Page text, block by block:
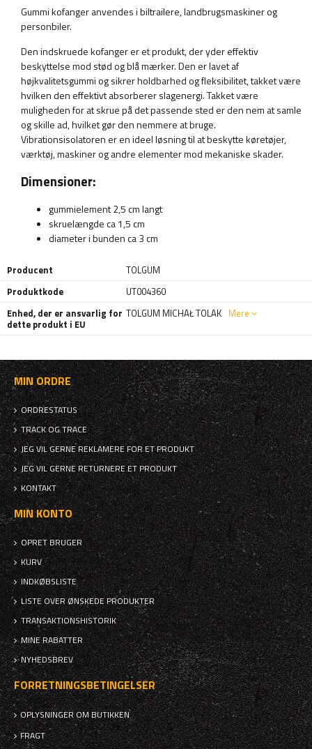
Gummi kofanger anvendes i biltrailere, landbrugsmaskiner og
personbiler.
Den indskruede kofanger er et produkt, der yder effektiv
beskyttelse mod stød og blå mærker. Den er lavet af
højkvalitetsgummi og sikrer holdbarhed og fleksibilitet, takket være
hvilken den effektivt absorberer slagenergi. Takket være
muligheden for at skrue på det passende sted er den nem at samle
og skille ad, hvilket gør den nemmere at bruge.
Vibrationsisolatoren er en ideel løsning til at beskytte køretøjer,
værktøj, maskiner og andre elementer mod mekaniske skader.
Dimensioner:
gummielement 2,5 cm langt
skruelængde ca 1,5 cm
diameter i bunden ca 3 cm
Producent
TOLGUM
Produktkode
UT004360
Enhed, der er ansvarlig for
dette produkt i EU
TOLGUM MICHAŁ TOLAK Mere
MIN ORDRE
ORDRESTATUS
TRACK OG TRACE
JEG VIL GERNE REKLAMERE FOR ET PRODUKT
JEG VIL GERNE RETURNERE ET PRODUKT
KONTAKT
MIN KONTO
OPRET BRUGER
KURV
INDKØBSLISTE
LISTE OVER ØNSKEDE PRODUKTER
TRANSAKTIONSHISTORIK
MINE RABATTER
NYHEDSBREV
FORRETNINGSBETINGELSER
OPLYSNINGER OM BUTIKKEN
FRAGT